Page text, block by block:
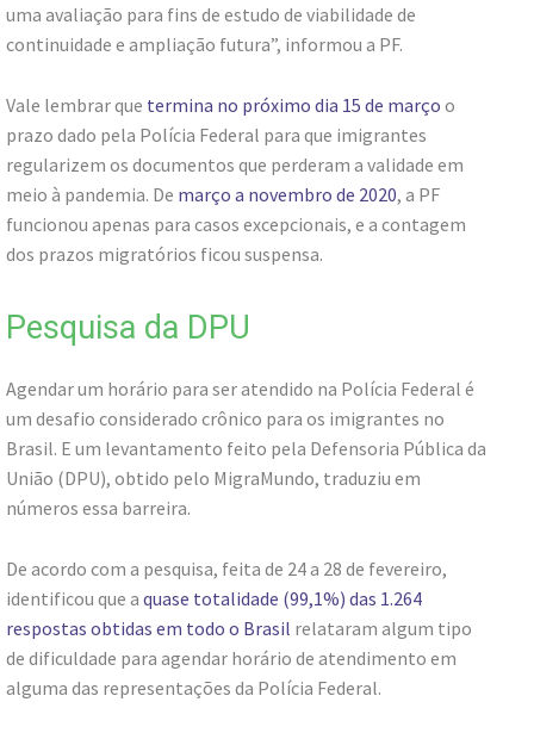
uma avaliação para fins de estudo de viabilidade de
continuidade e ampliação futura”, informou a PF.
Vale lembrar que termina no próximo dia 15 de março o
prazo dado pela Polícia Federal para que imigrantes
regularizem os documentos que perderam a validade em
meio à pandemia. De março a novembro de 2020, a PF
funcionou apenas para casos excepcionais, e a contagem
dos prazos migratórios ficou suspensa.
Pesquisa da DPU
Agendar um horário para ser atendido na Polícia Federal é
um desafio considerado crônico para os imigrantes no
Brasil. E um levantamento feito pela Defensoria Pública da
União (DPU), obtido pelo MigraMundo, traduziu em
números essa barreira.
De acordo com a pesquisa, feita de 24 a 28 de fevereiro,
identificou que a quase totalidade (99,1%) das 1.264
respostas obtidas em todo o Brasil relataram algum tipo
de dificuldade para agendar horário de atendimento em
alguma das representações da Polícia Federal.